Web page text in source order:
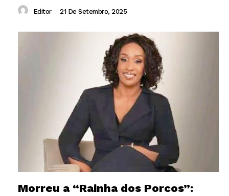
Editor - 21 De Setembro, 2025
Morreu a “Rainha dos Porcos”: